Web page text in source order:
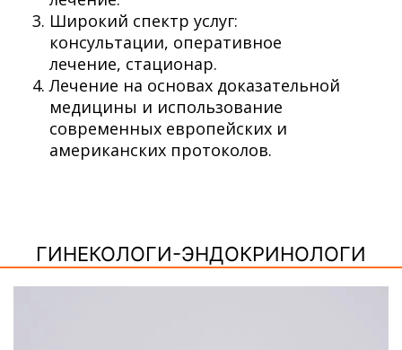
Широкий спектр услуг:
консультации, оперативное
лечение, стационар.
Лечение на основах доказательной
медицины и использование
современных европейских и
американских протоколов.
ГИНЕКОЛОГИ-ЭНДОКРИНОЛОГИ